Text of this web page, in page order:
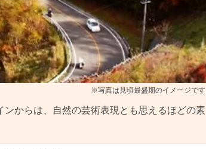
※写真は見頃最盛期のイメージです
からは、自然の芸術表現とも思えるほどの素